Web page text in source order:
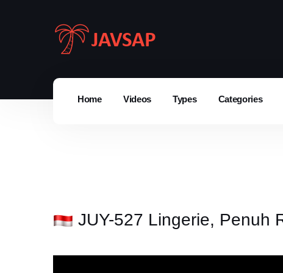
Home Videos Types Categories
JUY-527 Lingerie, Penuh